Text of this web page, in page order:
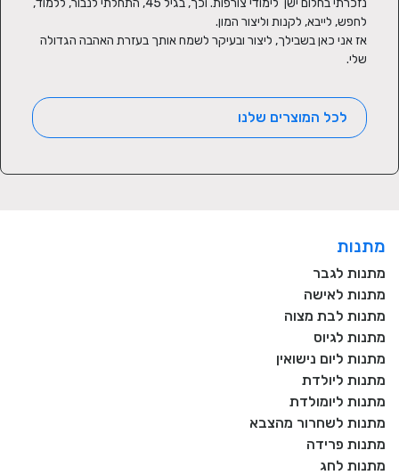
שלי.
לכל המוצרים שלנו
מתנות
מתנות לגבר
מתנות לאישה
מתנות לבת מצוה
מתנות לגיוס
מתנות ליום נישואין
מתנות ליולדת
מתנות ליומולדת
מתנות לשחרור מהצבא
מתנות פרידה
מתנות לחג